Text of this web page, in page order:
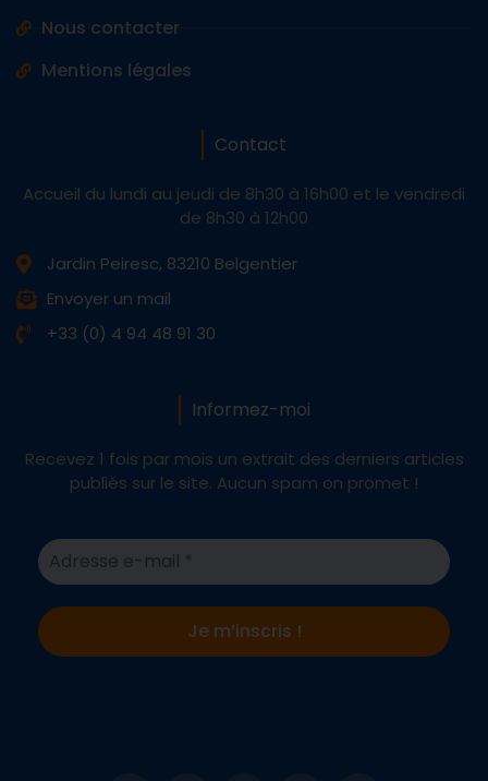
Nous contacter
Mentions légales
Contact
Accueil du lundi au jeudi de 8h30 à 16h00 et le vendredi
de 8h30 à 12h00
Jardin Peiresc, 83210 Belgentier
Envoyer un mail
+33 (0) 4 94 48 91 30
Informez-moi
Recevez 1 fois par mois un extrait des derniers articles
publiés sur le site. Aucun spam on promet !